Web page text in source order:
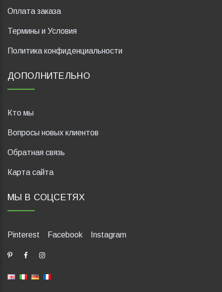
Оплата заказа
Термины и Условия
Политика конфиденциальности
ДОПОЛНИТЕЛЬНО
Кто мы
Вопросы новых клиентов
Обратная связь
Карта сайта
МЫ В СОЦСЕТЯХ
Pinterest Facebook Instagram